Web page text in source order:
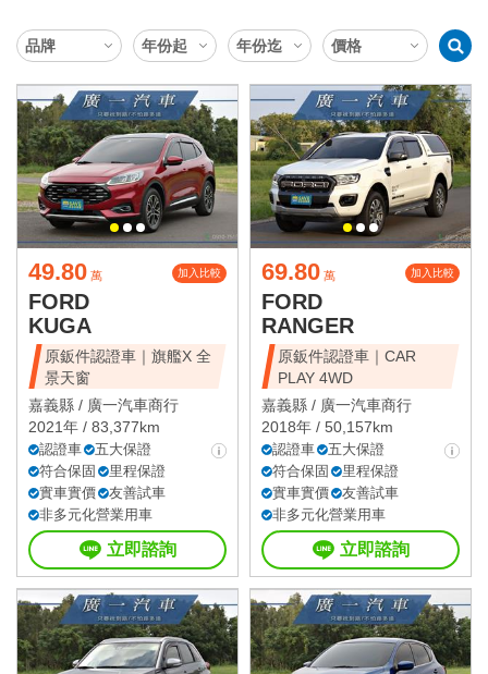
49.80 萬 加入比較
FORD
KUGA
原鈑件認證車｜旗艦X 全
景天窗
嘉義縣 / 廣一汽車商行
2021年 / 83,377km
認證車
五大保證
符合保固
里程保證
實車實價
友善試車
非多元化營業用車
立即諮詢
69.80 萬 加入比較
FORD
RANGER
原鈑件認證車｜CAR
PLAY 4WD
嘉義縣 / 廣一汽車商行
2018年 / 50,157km
認證車
五大保證
符合保固
里程保證
實車實價
友善試車
非多元化營業用車
立即諮詢